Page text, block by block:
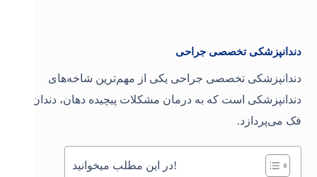
دندانپزشکی تخصصی جراحی
دندانپزشکی تخصصی جراحی یکی از مهم‌ترین شاخه‌های
دندانپزشکی است که به درمان مشکلات پیچیده دهان، دندان و
فک می‌پردازد.
در این مطلب میخوانید!